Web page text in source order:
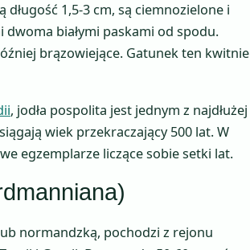
1,5-3 cm, są ciemnozielone i
dwoma białymi paskami od spodu.
brązowiejące. Gatunek ten kwitnie
, jodła pospolita jest jednym z najdłużej
wiek przekraczający 500 lat. W
egzemplarze liczące sobie setki lat.
normandzką, pochodzi z rejonu